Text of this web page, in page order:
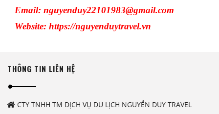
Email: nguyenduy22101983@gmail.com
Website: https://nguyenduytravel.vn
THÔNG TIN LIÊN HỆ
CTY TNHH TM DỊCH VỤ DU LỊCH NGUYỄN DUY TRAVEL